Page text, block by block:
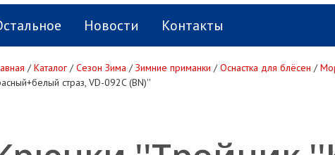
Новости Контакты
/Каталог /Сезон Зима /Зимние приманки /Оснастка для блёсен /
страз, VD-092C (BN)''